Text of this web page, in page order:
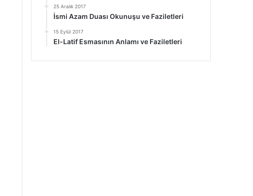
25 Aralık 2017
İsmi Azam Duası Okunuşu ve Faziletleri
15 Eylül 2017
El-Latif Esmasının Anlamı ve Faziletleri